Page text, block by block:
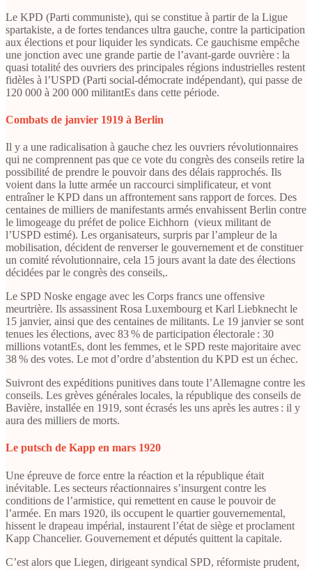
Le KPD (Parti communiste), qui se constitue à partir de la Ligue
spartakiste, a de fortes tendances ultra gauche, contre la participation
aux élections et pour liquider les syndicats. Ce gauchisme empêche
une jonction avec une grande partie de l’avant-garde ouvrière : la
quasi totalité des ouvriers des principales régions industrielles restent
fidèles à l’USPD (Parti social-démocrate indépendant), qui passe de
120 000 à 200 000 militantEs dans cette période.
Combats de janvier 1919 à Berlin
Il y a une radicalisation à gauche chez les ouvriers révolutionnaires
qui ne comprennent pas que ce vote du congrès des conseils retire la
possibilité de prendre le pouvoir dans des délais rapprochés. Ils
voient dans la lutte armée un raccourci simplificateur, et vont
entraîner le KPD dans un affrontement sans rapport de forces. Des
centaines de milliers de manifestants armés envahissent Berlin contre
le limogeage du préfet de police Eichhorn (vieux militant de
l’USPD estimé). Les organisateurs, surpris par l’ampleur de la
mobilisation, décident de renverser le gouvernement et de constituer
un comité révolutionnaire, cela 15 jours avant la date des élections
décidées par le congrès des conseils,.
Le SPD Noske engage avec les Corps francs une offensive
meurtrière. Ils assassinent Rosa Luxembourg et Karl Liebknecht le
15 janvier, ainsi que des centaines de militants. Le 19 janvier se sont
tenues les élections, avec 83 % de participation électorale : 30
millions votantEs, dont les femmes, et le SPD reste majoritaire avec
38 % des votes. Le mot d’ordre d’abstention du KPD est un échec.
Suivront des expéditions punitives dans toute l’Allemagne contre les
conseils. Les grèves générales locales, la république des conseils de
Bavière, installée en 1919, sont écrasés les uns après les autres : il y
aura des milliers de morts.
Le putsch de Kapp en mars 1920
Une épreuve de force entre la réaction et la république était
inévitable. Les secteurs réactionnaires s’insurgent contre les
conditions de l’armistice, qui remettent en cause le pouvoir de
l’armée. En mars 1920, ils occupent le quartier gouvernemental,
hissent le drapeau impérial, instaurent l’état de siège et proclament
Kapp Chancelier. Gouvernement et députés quittent la capitale.
C’est alors que Liegen, dirigeant syndical SPD, réformiste prudent,